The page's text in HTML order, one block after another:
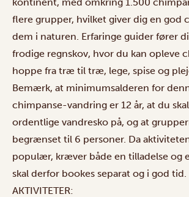
flere grupper, hvilket giver dig en god
dem i naturen. Erfaringe guider fører
frodige regnskov, hvor du kan opleve
hoppe fra træ til træ, lege, spise og
Bemærk, at minimumsalderen for
chimpanse-vandring er 12 år, at du
ordentlige vandresko på, og at
begrænset til 6 personer. Da
populær, kræver både en tilladelse og
skal derfor bookes separat og i god tid.
AKTIVITETER: